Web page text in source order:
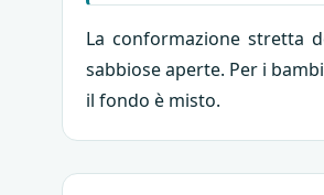
La conformazione stretta
sabbiose aperte. Per i
il fondo è misto.